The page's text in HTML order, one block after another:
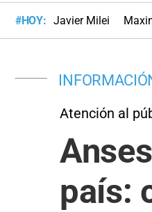
#HOY: Javier Milei
Atención al
país: